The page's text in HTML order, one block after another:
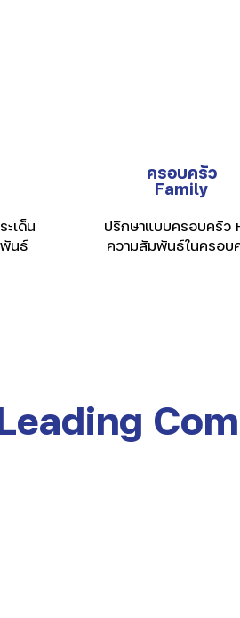
เด็น
นธ์
ครอบครัว
Family
ปรึกษาแบบครอบครัว
ความสัมพันธ์ในครอบ